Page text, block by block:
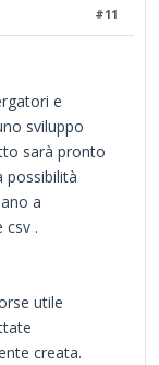
#11
e
sviluppo
sarà pronto
possibilità
a
csv .
utile
creata.